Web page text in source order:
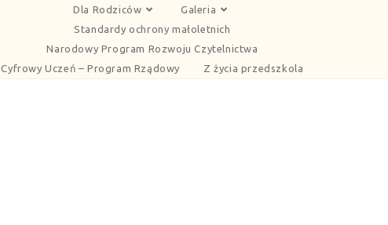
Dla Rodziców
Galeria
Standardy ochrony małoletnich
Narodowy Program Rozwoju Czytelnictwa
Cyfrowy Uczeń – Program Rządowy
Z życia przedszkola